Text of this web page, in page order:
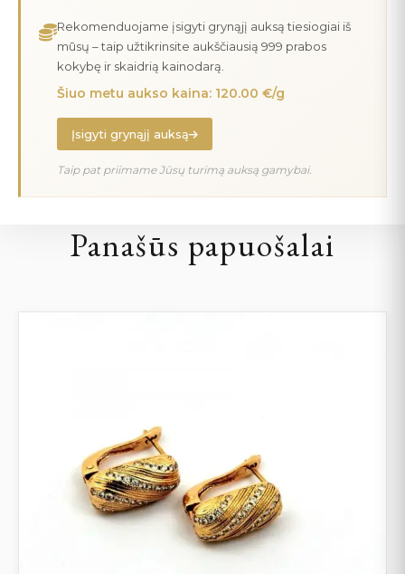
Rekomenduojame įsigyti grynąjį auksą tiesiogiai iš
mūsų – taip užtikrinsite aukščiausią 999 prabos
kokybę ir skaidrią kainodarą.
Šiuo metu aukso kaina: 120.00 €/g
Įsigyti grynąjį auksą
Taip pat priimame Jūsų turimą auksą gamybai.
Panašūs papuošalai